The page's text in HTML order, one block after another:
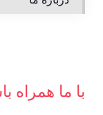
با ما همراه